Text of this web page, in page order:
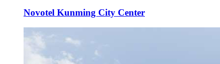
Novotel Kunming City Center